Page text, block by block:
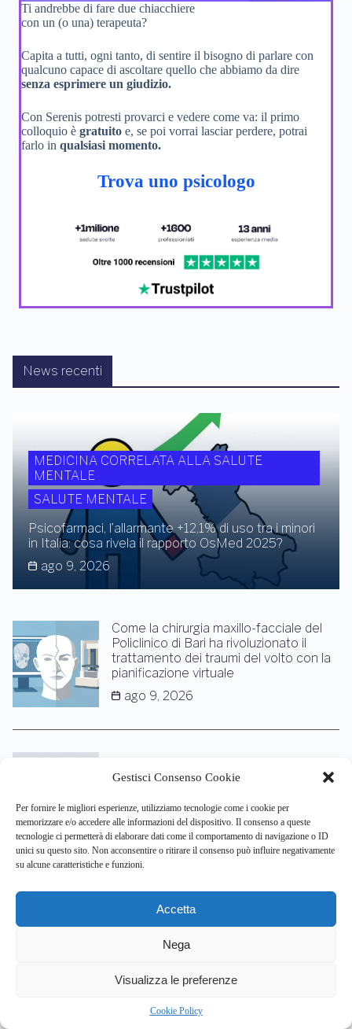
Gestisci Consenso Cookie
Per fornire le migliori esperienze, utilizziamo tecnologie come i cookie per
memorizzare e/o accedere alle informazioni del dispositivo. Il consenso a queste
tecnologie ci permetterà di elaborare dati come il comportamento di navigazione o ID
unici su questo sito. Non acconsentire o ritirare il consenso può influire negativamente
su alcune caratteristiche e funzioni.
Accetta
Nega
Visualizza le preferenze
Cookie Policy
Ti andrebbe di fare due chiacchiere
con un (o una) terapeuta?
Capita a tutti, ogni tanto, di sentire il bisogno di parlare con
qualcuno capace di ascoltare quello che abbiamo da dire
senza esprimere un giudizio.
Con Serenis potresti provarci e vedere come va: il primo
colloquio è gratuito e, se poi vorrai lasciar perdere, potrai
farlo in qualsiasi momento.
Trova uno psicologo
News recenti
MEDICINA CORRELATA ALLA SALUTE
MENTALE
SALUTE MENTALE
Psicofarmaci, l’allarmante +12,1% di uso tra i minori
in Italia: cosa rivela il rapporto OsMed 2025?
ago 9, 2026
Come la chirurgia maxillo-facciale del
Policlinico di Bari ha rivoluzionato il
trattamento dei traumi del volto con la
pianificazione virtuale
ago 9, 2026
entro 24 ore può salvare la tua vita
ago 8, 2026
come stanno riscrivendo la nostra
memoria?
ago 8, 2026